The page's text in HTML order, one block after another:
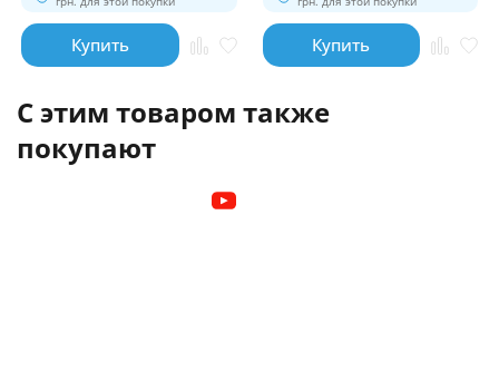
Купить Купить
С этим товаром также
покупают